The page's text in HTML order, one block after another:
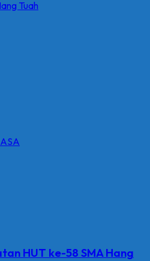
Tuah
HUT ke-58 SMA Hang